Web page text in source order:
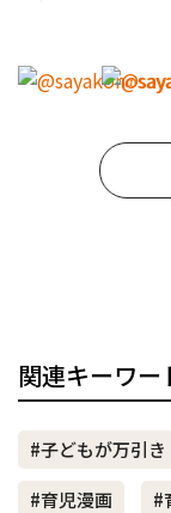
関連キーワー
#子どもが万引
#育児漫画
#